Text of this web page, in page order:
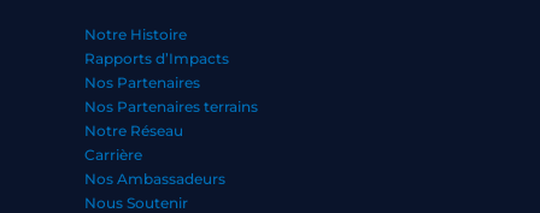
Notre Histoire
Rapports d’Impacts
Nos Partenaires
Nos Partenaires terrains
Notre Réseau
Carrière
Nos Ambassadeurs
Nous Soutenir